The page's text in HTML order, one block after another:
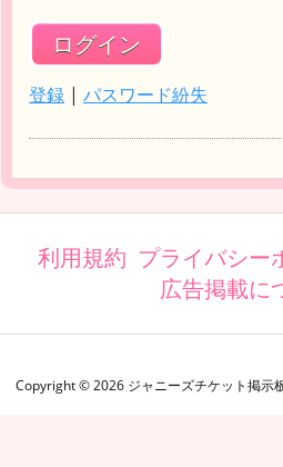
登録 | パスワード紛失
利用規約 プライバシー
広告掲載に
Copyright ©2026 ジャニーズチケット掲示